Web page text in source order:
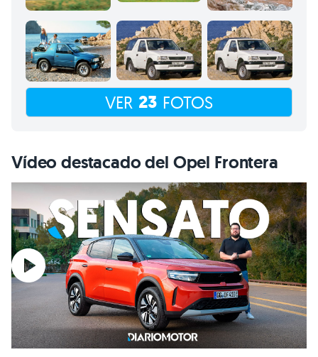
VER 23 FOTOS
Vídeo destacado del Opel Frontera